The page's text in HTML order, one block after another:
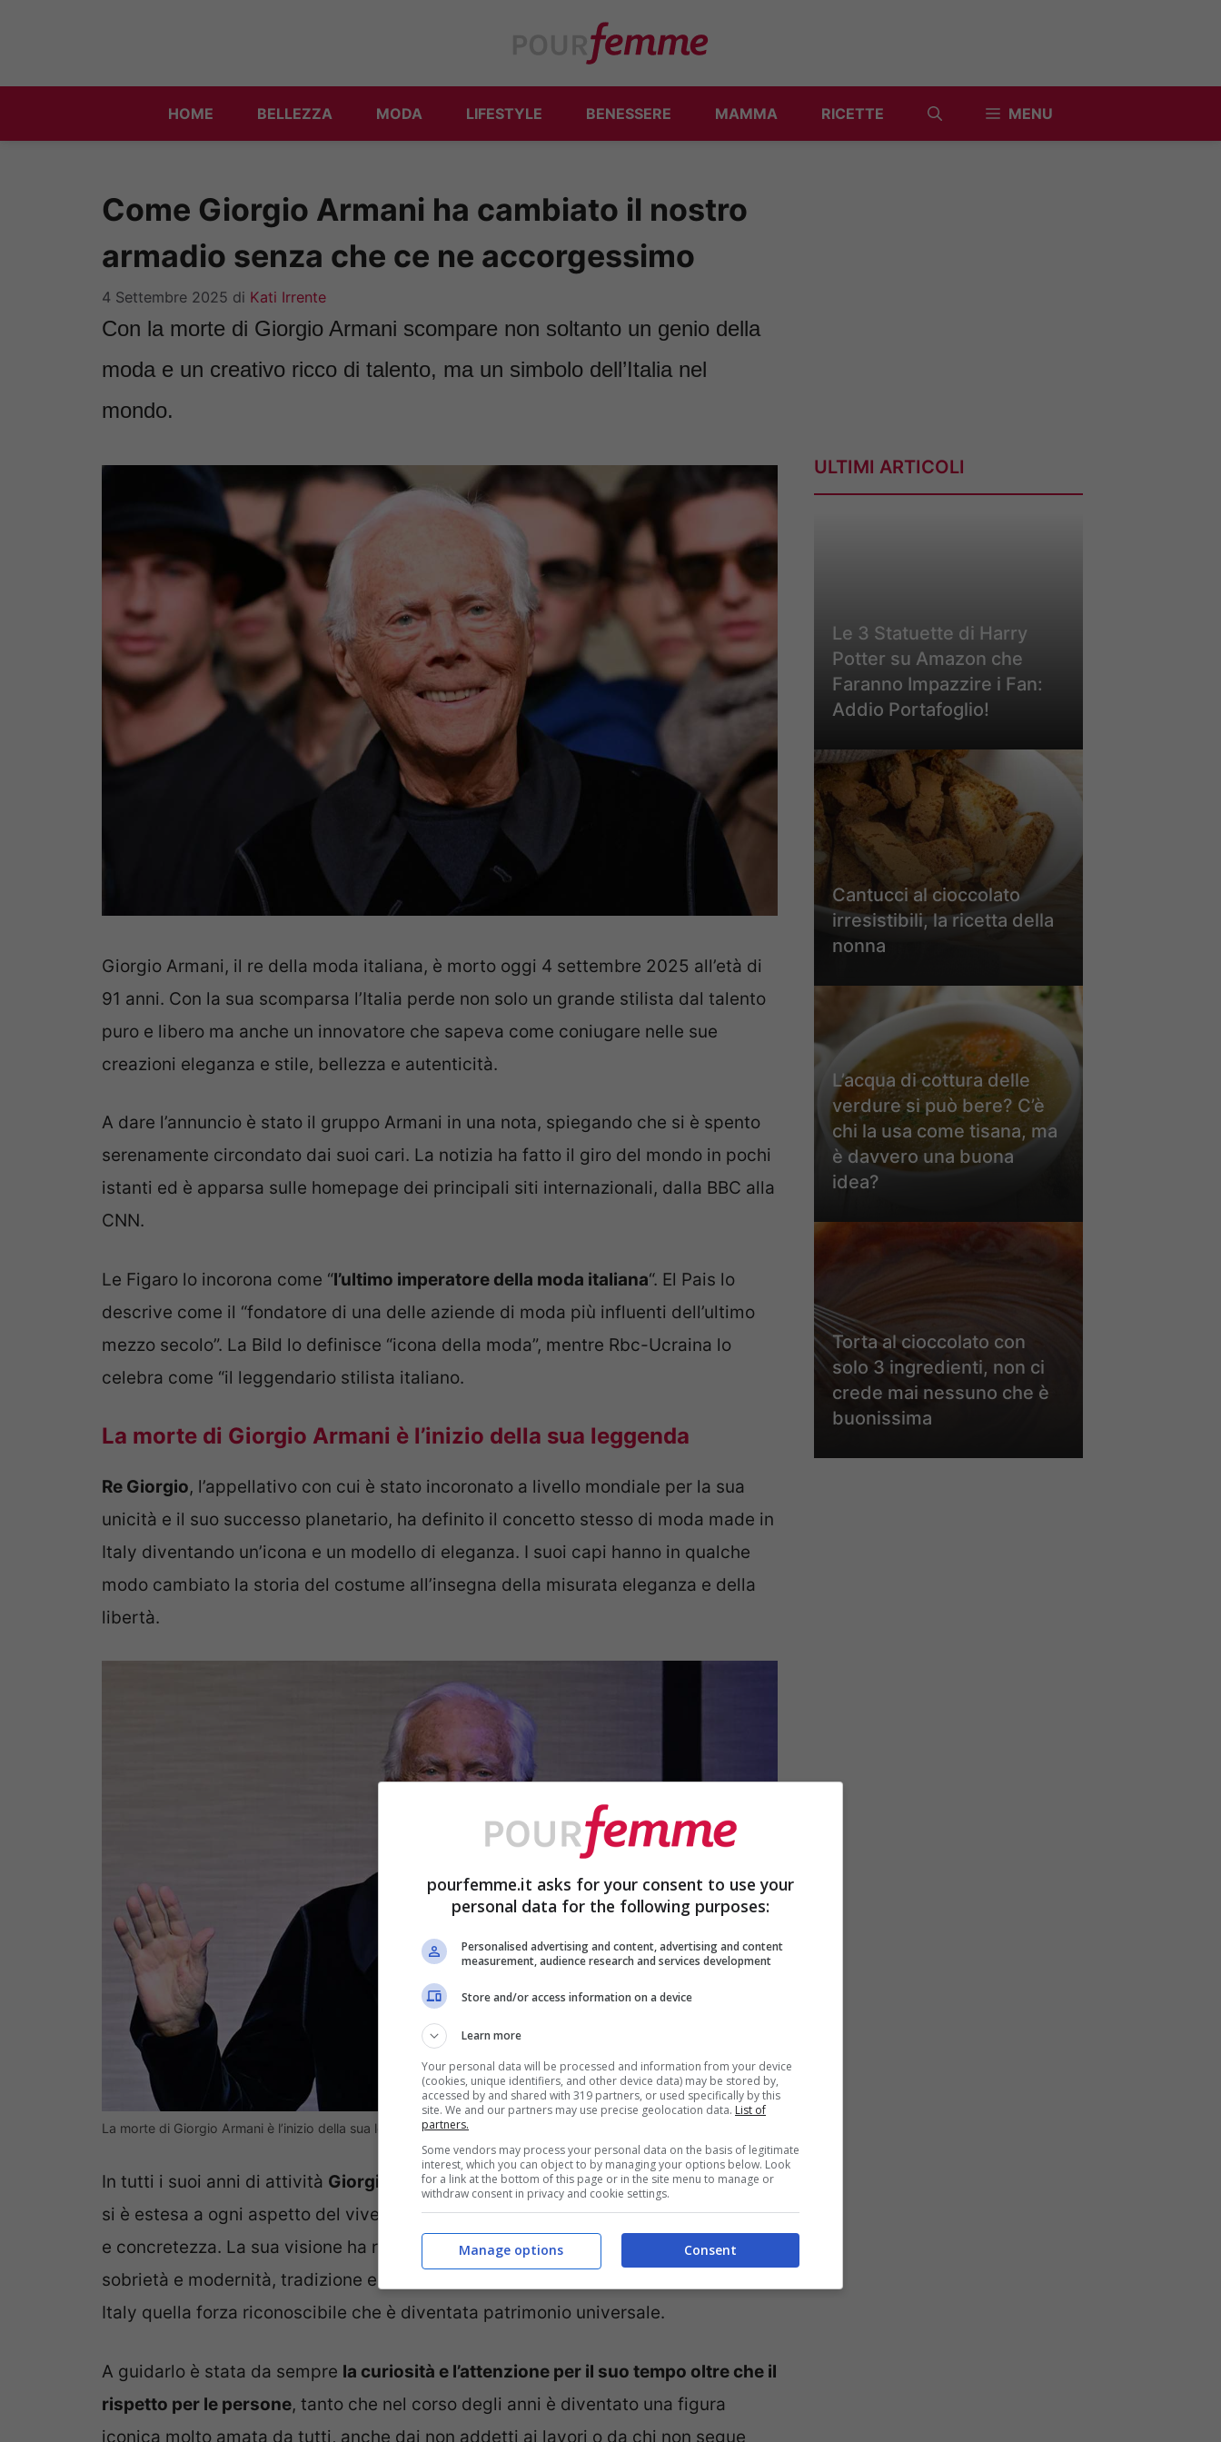
HOME BELLEZZA MODA LIFESTYLE BENESSERE MAMMA RICETTE MENU
Come Giorgio Armani ha cambiato il nostro
armadio senza che ce ne accorgessimo
4 Settembre 2025 di Kati Irrente
Con la morte di Giorgio Armani scompare non soltanto un genio della
moda e un creativo ricco di talento, ma un simbolo dell’Italia nel
mondo.
Giorgio Armani, il re della moda italiana, è morto oggi 4 settembre 2025 all’età di
91 anni. Con la sua scomparsa l’Italia perde non solo un grande stilista dal talento
puro e libero ma anche un innovatore che sapeva come coniugare nelle sue
creazioni eleganza e stile, bellezza e autenticità.
A dare l’annuncio è stato il gruppo Armani in una nota, spiegando che si è spento
serenamente circondato dai suoi cari. La notizia ha fatto il giro del mondo in pochi
istanti ed è apparsa sulle homepage dei principali siti internazionali, dalla BBC alla
CNN.
Le Figaro lo incorona come “l’ultimo imperatore della moda italiana“. El Pais lo
descrive come il “fondatore di una delle aziende di moda più influenti dell’ultimo
mezzo secolo”. La Bild lo definisce “icona della moda”, mentre Rbc-Ucraina lo
celebra come “il leggendario stilista italiano.
La morte di Giorgio Armani è l’inizio della sua leggenda
Re Giorgio, l’appellativo con cui è stato incoronato a livello mondiale per la sua
unicità e il suo successo planetario, ha definito il concetto stesso di moda made in
Italy diventando un’icona e un modello di eleganza. I suoi capi hanno in qualche
modo cambiato la storia del costume all’insegna della misurata eleganza e della
libertà.
La morte di Giorgio Armani è l’inizio della sua leggenda – foto Ansa -pourfemme.it
In tutti i suoi anni di attività Giorgio Armani ha creato una visione che dalla moda
si è estesa a ogni aspetto del vivere, anticipando i tempi con straordinaria lucidità
e concretezza. La sua visione ha ridefinito il concetto stesso di eleganza, unendo
sobrietà e modernità, tradizione e innovazione, contribuendo a dare al Made in
Italy quella forza riconoscibile che è diventata patrimonio universale.
A guidarlo è stata da sempre la curiosità e l’attenzione per il suo tempo oltre che il
rispetto per le persone, tanto che nel corso degli anni è diventato una figura
iconica molto amata da tutti, anche dai non addetti ai lavori o da chi non segue
ULTIMI ARTICOLI
Le 3 Statuette di Harry
Potter su Amazon che
Faranno Impazzire i Fan:
Addio Portafoglio!
Cantucci al cioccolato
irresistibili, la ricetta della
nonna
L’acqua di cottura delle
verdure si può bere? C’è
chi la usa come tisana, ma
è davvero una buona
idea?
Torta al cioccolato con
solo 3 ingredienti, non ci
crede mai nessuno che è
buonissima
pourfemme.it asks for your consent to use your
personal data for the following purposes:
Personalised advertising and content, advertising and content
measurement, audience research and services development
Store and/or access information on a device
Learn more
Your personal data will be processed and information from your device
(cookies, unique identifiers, and other device data) may be stored by,
accessed by and shared with 319 partners, or used specifically by this
site. We and our partners may use precise geolocation data. List of
partners.
Some vendors may process your personal data on the basis of legitimate
interest, which you can object to by managing your options below. Look
for a link at the bottom of this page or in the site menu to manage or
withdraw consent in privacy and cookie settings.
Consent
Manage options